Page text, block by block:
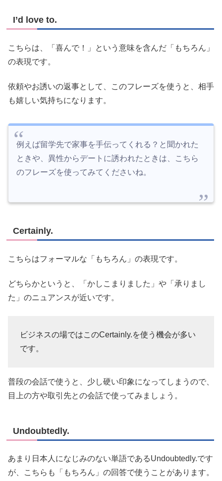
I’d love to.
こちらは、「喜んで！」という意味を含んだ「もちろん」
の表現です。
依頼やお誘いの返事として、このフレーズを使うと、相手
も嬉しい気持ちになります。
例えば留学先で家事を手伝ってくれる？と聞かれた
ときや、異性からデートに誘われたときは、こちら
のフレーズを使ってみてくださいね。
Certainly.
こちらはフォーマルな「もちろん」の表現です。
どちらかというと、「かしこまりました」や「承りまし
た」のニュアンスが近いです。
ビジネスの場ではこのCertainly.を使う機会が多い
です。
普段の会話で使うと、少し硬い印象になってしまうので、
目上の方や取引先との会話で使ってみましょう。
Undoubtedly.
あまり日本人になじみのない単語であるUndoubtedly.です
が、こちらも「もちろん」の回答で使うことがあります。